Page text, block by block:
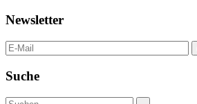
Newsletter
Suche